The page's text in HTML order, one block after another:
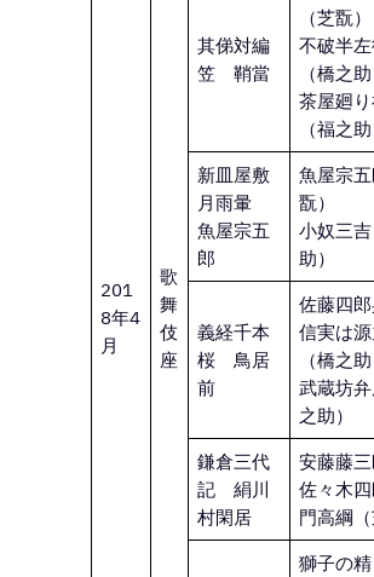
201
8年4
月
歌
舞
伎
座
其俤対編
笠 鞘當
（芝翫）
不破半
（橋之助
茶屋廻
（福之助
新皿屋敷
月雨暈
魚屋宗五
郎
魚屋宗
翫）
小奴三
助）
義経千本
桜 鳥居
前
佐藤四
信実は
（橋之助
武蔵坊
之助）
鎌倉三代
記 絹川
村閑居
安藤藤
佐々木
門高綱（
獅子の